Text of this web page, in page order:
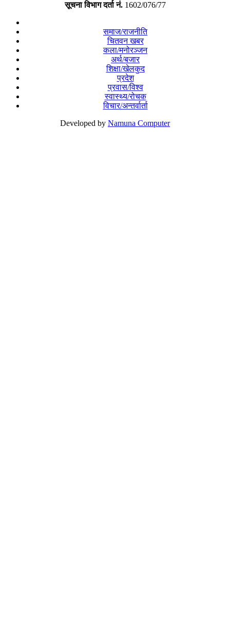
सूचना विभाग दर्ता नं. 1602/076/77
समाज/राजनीति
चितवन खबर
कला/मनोरञ्जन
अर्थ/बजार
शिक्षा/खेलकुद
प्रदेश
प्रवास/विश्व
स्वास्थ्य/रोचक
विचार/अन्तर्वार्ता
Developed by Namuna Computer